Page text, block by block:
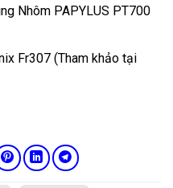
Nhôm PAPYLUS PT700
Fr307 (Tham khảo tại